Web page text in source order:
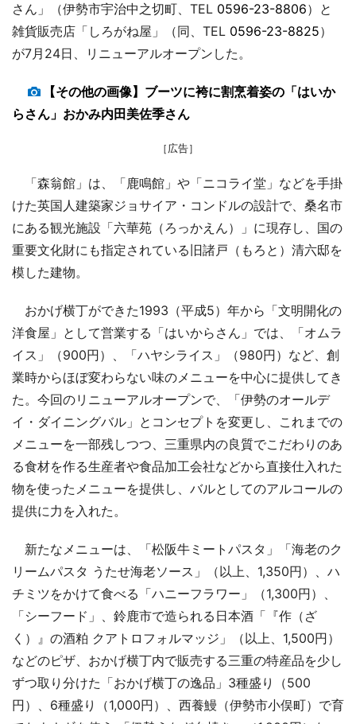
さん」（伊勢市宇治中之切町、TEL 0596-23-8806）と
雑貨販売店「しろがね屋」（同、TEL 0596-23-8825）
が7月24日、リニューアルオープンした。
【その他の画像】ブーツに袴に割烹着姿の「はいか
らさん」おかみ内田美佐季さん
［広告］
「森翁館」は、「鹿鳴館」や「ニコライ堂」などを手掛
けた英国人建築家ジョサイア・コンドルの設計で、桑名市
にある観光施設「六華苑（ろっかえん）」に現存し、国の
重要文化財にも指定されている旧諸戸（もろと）清六邸を
模した建物。
おかげ横丁ができた1993（平成5）年から「文明開化の
洋食屋」として営業する「はいからさん」では、「オムラ
イス」（900円）、「ハヤシライス」（980円）など、創
業時からほぼ変わらない味のメニューを中心に提供してき
た。今回のリニューアルオープンで、「伊勢のオールデ
イ・ダイニングバル」とコンセプトを変更し、これまでの
メニューを一部残しつつ、三重県内の良質でこだわりのあ
る食材を作る生産者や食品加工会社などから直接仕入れた
物を使ったメニューを提供し、バルとしてのアルコールの
提供に力を入れた。
新たなメニューは、「松阪牛ミートパスタ」「海老のク
リームパスタ うたせ海老ソース」（以上、1,350円）、ハ
チミツをかけて食べる「ハニーフラワー」（1,300円）、
「シーフード」、鈴鹿市で造られる日本酒「『作（ざ
く）』の酒粕 クアトロフォルマッジ」（以上、1,500円）
などのピザ、おかげ横丁内で販売する三重の特産品を少し
ずつ取り分けた「おかげ横丁の逸品」3種盛り（500
円）、6種盛り（1,000円）、西養鰻（伊勢市小俣町）で育